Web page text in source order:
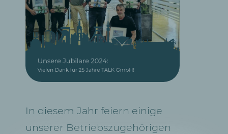
In diesem Jahr feiern einige
unserer Betriebszugehörigen